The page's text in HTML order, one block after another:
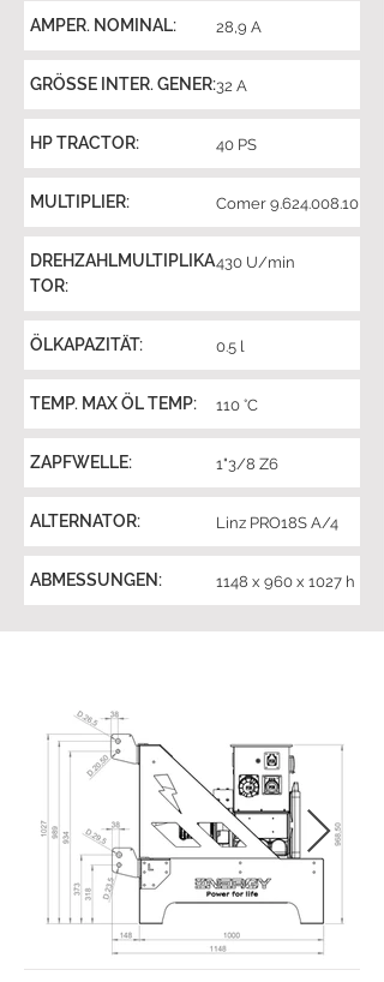
AMPER. NOMINAL: 28,9 A
GRÖSSE INTER. GENER:32 A
HP TRACTOR: 40 PS
MULTIPLIER: Comer 9.624.008.10
DREHZAHLMULTIPLIKA
TOR:
430 U/min
ÖLKAPAZITÄT: 0.5 l
TEMP. MAX ÖL TEMP: 110 °C
ZAPFWELLE: 1"3/8 Z6
ALTERNATOR: Linz PRO18S A/4
ABMESSUNGEN: 1148 x 960 x 1027 h